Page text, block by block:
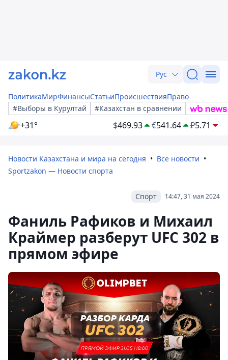
Рус
ПолитикаМирФинансыСтатьиПроисшествияПраво
#Выборы в Курултай
#Казахстан в сравнении
+31° $469.93 €541.64 ₽5.71
Новости Казахстана и мира на сегодня
Все новости
Sportzakon — Новости спорта
14:47, 31 мая 2024
Спорт
Фаниль Рафиков и Михаил
Краймер разберут UFC 302 в
прямом эфире